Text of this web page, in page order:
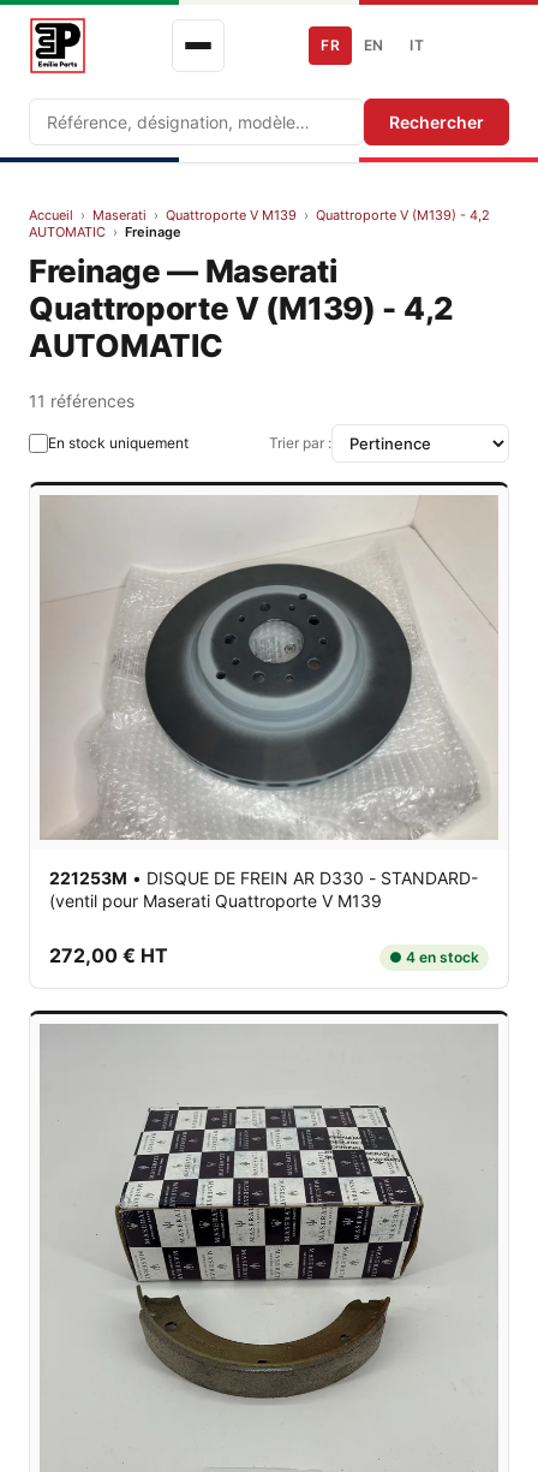
Recherche Rechercher
FR EN IT
Accueil › Maserati › Quattroporte V M139 › Quattroporte V (M139) - 4,2
AUTOMATIC › Freinage
Freinage — Maserati
Quattroporte V (M139) - 4,2
AUTOMATIC
11 références
En stock uniquement Trier par :
221253M • DISQUE DE FREIN AR D330 - STANDARD-
(ventil pour Maserati Quattroporte V M139
272,00 € HT ● 4 en stock